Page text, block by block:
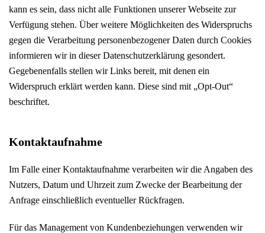
kann es sein, dass nicht alle Funktionen unserer Webseite zur
Verfügung stehen. Über weitere Möglichkeiten des Widerspruchs
gegen die Verarbeitung personenbezogener Daten durch Cookies
informieren wir in dieser Datenschutzerklärung gesondert.
Gegebenenfalls stellen wir Links bereit, mit denen ein
Widerspruch erklärt werden kann. Diese sind mit „Opt-Out“
beschriftet.
Kontaktaufnahme
Im Falle einer Kontaktaufnahme verarbeiten wir die Angaben des
Nutzers, Datum und Uhrzeit zum Zwecke der Bearbeitung der
Anfrage einschließlich eventueller Rückfragen.
Für das Management von Kundenbeziehungen verwenden wir